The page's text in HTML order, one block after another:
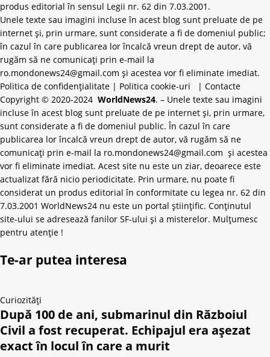
produs editorial în sensul Legii nr. 62 din 7.03.2001.
Unele texte sau imagini incluse în acest blog sunt preluate de pe
internet și, prin urmare, sunt considerate a fi de domeniul public;
în cazul în care publicarea lor încalcă vreun drept de autor, vă
rugăm să ne comunicați prin e-mail la
ro.mondonews24@gmail.com și acestea vor fi eliminate imediat.
Politica de confidențialitate | Politica cookie-uri | Contacte
Copyright © 2020-2024 WorldNews24. – Unele texte sau imagini
incluse în acest blog sunt preluate de pe internet și, prin urmare,
sunt considerate a fi de domeniul public. În cazul în care
publicarea lor încalcă vreun drept de autor, vă rugăm să ne
comunicați prin e-mail la ro.mondonews24@gmail.com și acestea
vor fi eliminate imediat. Acest site nu este un ziar, deoarece este
actualizat fără nicio periodicitate. Prin urmare, nu poate fi
considerat un produs editorial în conformitate cu legea nr. 62 din
7.03.2001 WorldNews24 nu este un portal științific. Conținutul
site-ului se adresează fanilor SF-ului și a misterelor. Mulțumesc
pentru atenție !
Te-ar putea interesa
Curiozități
După 100 de ani, submarinul din Războiul
Civil a fost recuperat. Echipajul era așezat
exact în locul în care a murit